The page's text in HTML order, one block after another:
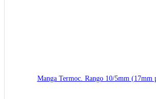
Manga Termoc. Rango 10/5mm (17mm